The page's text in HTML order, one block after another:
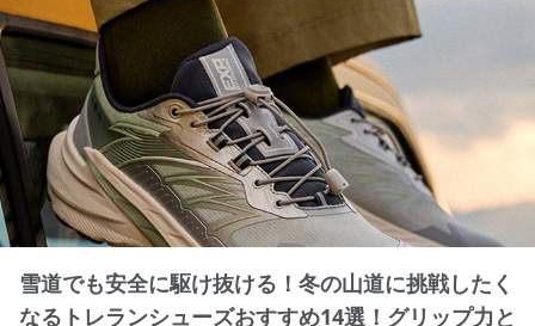
雪道でも安全に駆け抜ける！冬の山道に挑戦したく
なるトレランシューズおすすめ14選！グリップ力と